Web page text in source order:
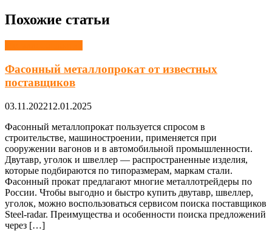
Похожие статьи
Фасонный металлопрокат от известных
поставщиков
03.11.202212.01.2025
Фасонный металлопрокат пользуется спросом в
строительстве, машиностроении, применяется при
сооружении вагонов и в автомобильной промышленности.
Двутавр, уголок и швеллер — распространенные изделия,
которые подбираются по типоразмерам, маркам стали.
Фасонный прокат предлагают многие металлотрейдеры по
России. Чтобы выгодно и быстро купить двутавр, швеллер,
уголок, можно воспользоваться сервисом поиска поставщиков
Steel-radar. Преимущества и особенности поиска предложений
через […]